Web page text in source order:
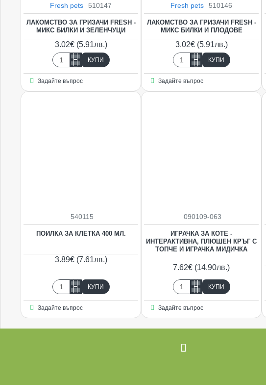
Fresh pets 510147
ЛАКОМСТВО ЗА ГРИЗАЧИ FRESH -
МИКС БИЛКИ И ЗЕЛЕНЧУЦИ
3.02€ (5.91лв.)
Лакомство
за
гризачи
КУПИ
Задайте въпрос
Fresh pets 510146
ЛАКОМСТВО ЗА ГРИЗАЧИ FRESH -
МИКС БИЛКИ И ПЛОДОВЕ
3.02€ (5.91лв.)
Лакомство
за
гризачи
КУПИ
Задайте въпрос
540115
ПОИЛКА ЗА КЛЕТКА 400 МЛ.
3.89€ (7.61лв.)
Поилка
за
клетка
КУПИ
Задайте въпрос
090109-063
ИГРАЧКА ЗА КОТЕ -
ИНТЕРАКТИВНА, ПЛЮШЕН КРЪГ С
ТОПЧЕ И ИГРАЧКА МИДИЧКА
7.62€ (14.90лв.)
Играчка
за
коте
плюшен
кръг
КУПИ
Задайте въпрос